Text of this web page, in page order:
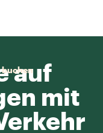
buchen
auf
mit